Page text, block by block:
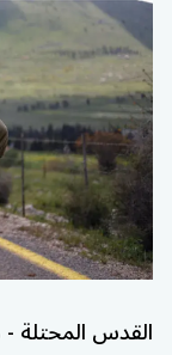
القدس المحتلة -